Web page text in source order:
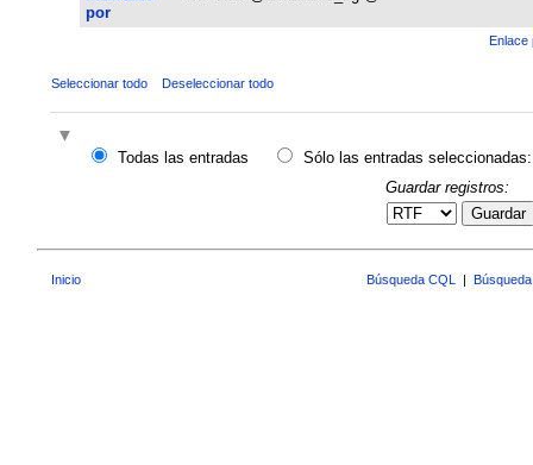
por
Enlace
Seleccionar todo Deseleccionar todo
Todas las entradas
Sólo las entradas seleccionadas:
Guardar registros:
Guardar
Inicio Búsqueda CQL